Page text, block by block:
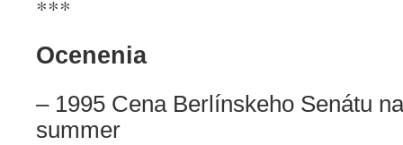
***
Ocenenia
– 1995 Cena Berlínskeho Senátu
summer